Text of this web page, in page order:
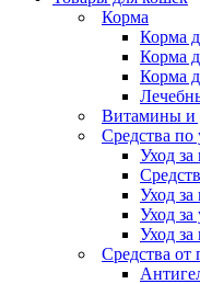
Корма
Корма
Корма
Корма
Витамины и
Средства по
Уход
Уход за
Уход
Уход за
Средства от